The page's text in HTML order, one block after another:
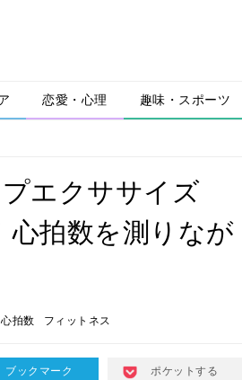
恋愛・心理 趣味・スポーツ
エクササイズ
心拍数を測りなが
心拍数 フィットネス
ブックマーク ポケットする